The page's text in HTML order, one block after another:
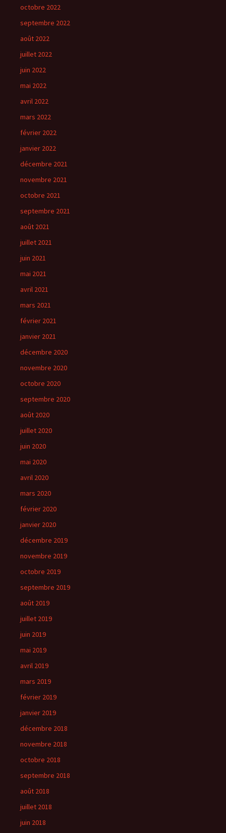
octobre 2022
septembre 2022
août 2022
juillet 2022
juin 2022
mai 2022
avril 2022
mars 2022
février 2022
janvier 2022
décembre 2021
novembre 2021
octobre 2021
septembre 2021
août 2021
juillet 2021
juin 2021
mai 2021
avril 2021
mars 2021
février 2021
janvier 2021
décembre 2020
novembre 2020
octobre 2020
septembre 2020
août 2020
juillet 2020
juin 2020
mai 2020
avril 2020
mars 2020
février 2020
janvier 2020
décembre 2019
novembre 2019
octobre 2019
septembre 2019
août 2019
juillet 2019
juin 2019
mai 2019
avril 2019
mars 2019
février 2019
janvier 2019
décembre 2018
novembre 2018
octobre 2018
septembre 2018
août 2018
juillet 2018
juin 2018